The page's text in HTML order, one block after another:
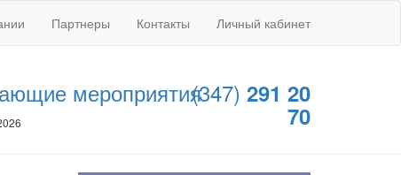
Партнеры Контакты Личный кабинет
мероприятия(347) 291 20
70